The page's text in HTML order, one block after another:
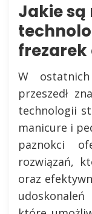
Jakie
frezarek
W
przeszedł
technologii
manicure i
paznokci
rozwiązań,
oraz